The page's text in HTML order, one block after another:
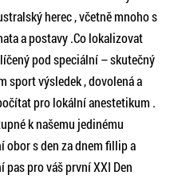
herec , včetně mnoho s
a postavy .Co lokalizovat
pod speciální – skutečný
sport výsledek , dovolená a
pro lokální anestetikum .
k našemu jedinému
s den za dnem fillip a
pro váš první XXI Den